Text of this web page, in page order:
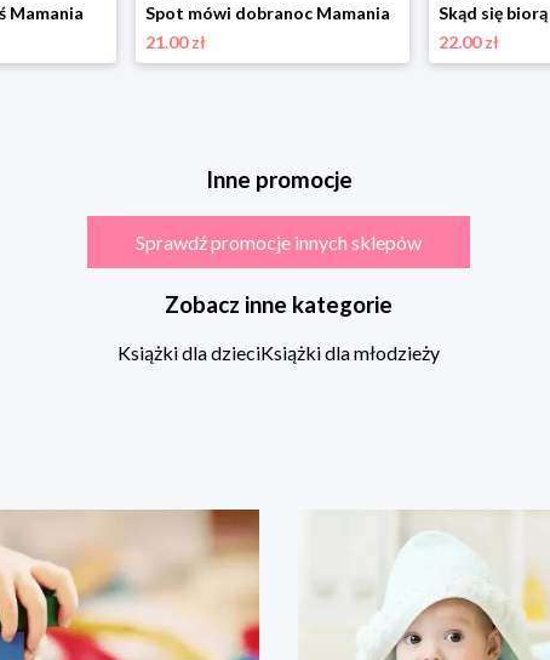
Mamania
Spot mówi dobranoc Mamania
21.00 zł
22.00 zł
Inne promocje
Sprawdź promocje innych sklepów
Zobacz inne kategorie
Książki dla dzieciKsiążki dla młodzieży